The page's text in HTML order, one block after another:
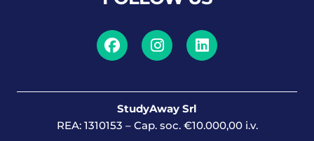
StudyAway Srl
REA: 1310153 – Cap. soc. €10.000,00 i.v.